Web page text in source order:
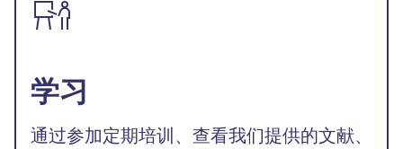
学习
通过参加定期培训、查看我们提供的文献、